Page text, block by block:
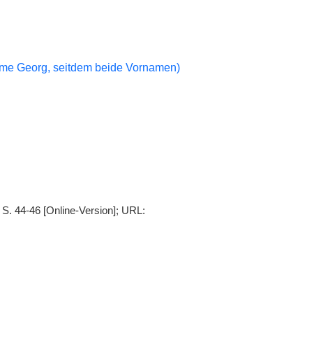
Georg, seitdem beide Vornamen)
44-46 [Online-Version]; URL: